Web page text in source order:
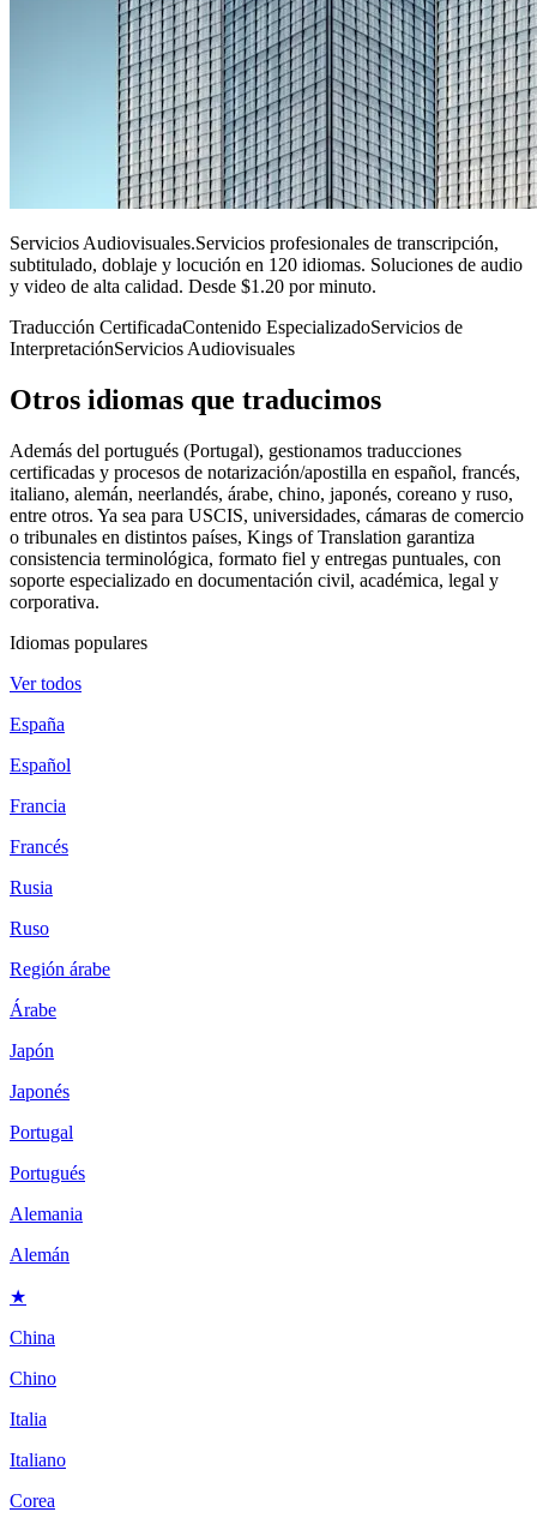
Servicios Audiovisuales.Servicios profesionales de transcripción,
subtitulado, doblaje y locución en 120 idiomas. Soluciones de audio
y video de alta calidad. Desde $1.20 por minuto.
Traducción CertificadaContenido EspecializadoServicios de
InterpretaciónServicios Audiovisuales
Otros idiomas que traducimos
Además del portugués (Portugal), gestionamos traducciones
certificadas y procesos de notarización/apostilla en español, francés,
italiano, alemán, neerlandés, árabe, chino, japonés, coreano y ruso,
entre otros. Ya sea para USCIS, universidades, cámaras de comercio
o tribunales en distintos países, Kings of Translation garantiza
consistencia terminológica, formato fiel y entregas puntuales, con
soporte especializado en documentación civil, académica, legal y
corporativa.
Idiomas populares
Ver todos
España
Español
Francia
Francés
Rusia
Ruso
Región árabe
Árabe
Japón
Japonés
Portugal
Portugués
Alemania
Alemán
★
China
Chino
Italia
Italiano
Corea